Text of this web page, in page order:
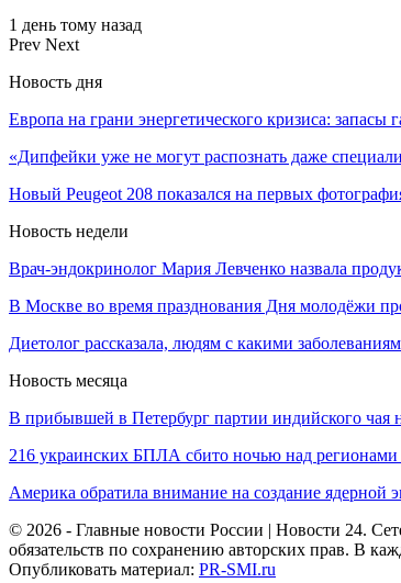
1 день тому назад
Prev Next
Новость дня
Европа на грани энергетического кризиса: запасы
«Дипфейки уже не могут распознать даже
Новый Peugeot 208 показался на первых
Новость недели
Врач-эндокринолог Мария Левченко назвала
В Москве во время празднования Дня молодёжи
Диетолог рассказала, людям с какими
Новость месяца
В прибывшей в Петербург партии индийского
216 украинских БПЛА сбито ночью над
Америка обратила внимание на создание ядерной
© 2026 - Главные новости России | Новости 24.
обязательств по сохранению авторских прав. В
Опубликовать материал: PR-SMI.ru